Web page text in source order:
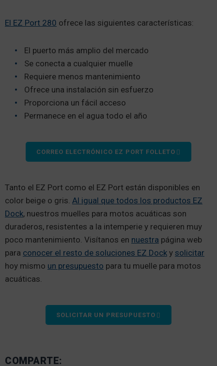
El EZ Port 280 ofrece las siguientes características:
El puerto más amplio del mercado
Se conecta a cualquier muelle
Requiere menos mantenimiento
Ofrece una instalación sin esfuerzo
Proporciona un fácil acceso
Permanece en el agua todo el año
CORREO ELECTRÓNICO EZ PORT FOLLETO
Tanto el EZ Port como el EZ Port están disponibles en
color beige o gris. Al igual que todos los productos EZ
Dock, nuestros muelles para motos acuáticas son
duraderos, resistentes a la intemperie y requieren muy
poco mantenimiento. Visítanos en nuestra página web
para conocer el resto de soluciones EZ Dock y solicitar
hoy mismo un presupuesto para tu muelle para motos
acuáticas.
SOLICITAR UN PRESUPUESTO
COMPARTE: